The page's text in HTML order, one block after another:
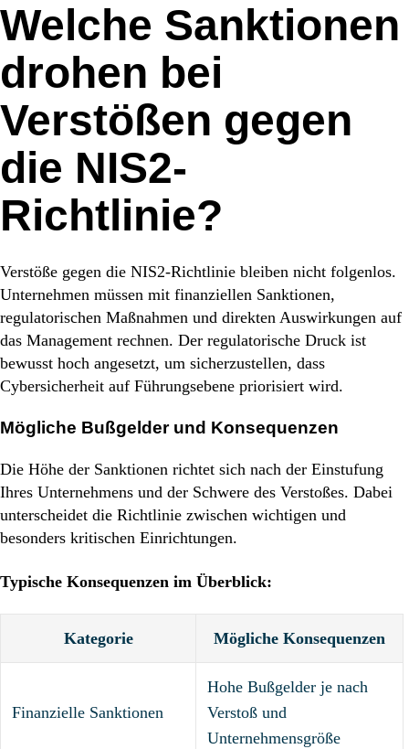
Welche Sanktionen
drohen bei
Verstößen gegen
die NIS2-
Richtlinie?
Verstöße gegen die NIS2-Richtlinie bleiben nicht folgenlos.
Unternehmen müssen mit finanziellen Sanktionen,
regulatorischen Maßnahmen und direkten Auswirkungen auf
das Management rechnen. Der regulatorische Druck ist
bewusst hoch angesetzt, um sicherzustellen, dass
Cybersicherheit auf Führungsebene priorisiert wird.
Mögliche Bußgelder und Konsequenzen
Die Höhe der Sanktionen richtet sich nach der Einstufung
Ihres Unternehmens und der Schwere des Verstoßes. Dabei
unterscheidet die Richtlinie zwischen wichtigen und
besonders kritischen Einrichtungen.
Typische Konsequenzen im Überblick:
Kategorie Mögliche Konsequenzen
Finanzielle Sanktionen
Hohe Bußgelder je nach
Verstoß und
Unternehmensgröße